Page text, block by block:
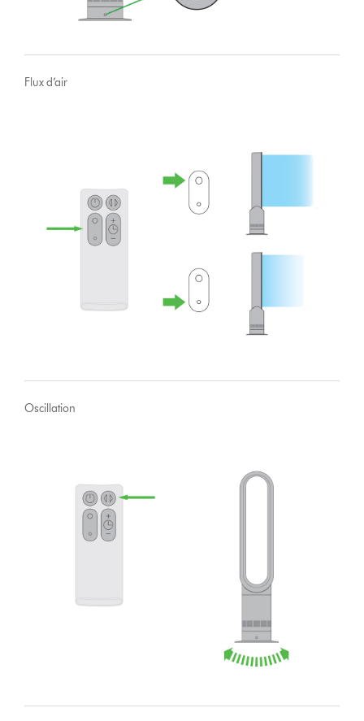
Flux d’air
Oscillation